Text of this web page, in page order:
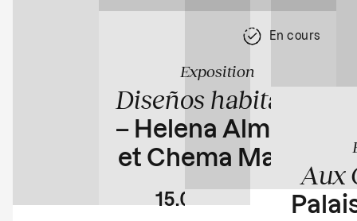
En cours
Exposition
Diseños habitados
– Helena Almeida
et Chema Madoz
15.04 23.08
Aux